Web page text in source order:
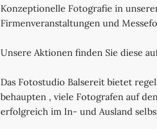
Konzeptionelle Fotografie in
Firmenveranstaltungen und
Unsere Aktionen finden Sie diese
Das Fotostudio Balsereit bietet
behaupten , viele Fotografen auf
erfolgreich im In- und Ausland